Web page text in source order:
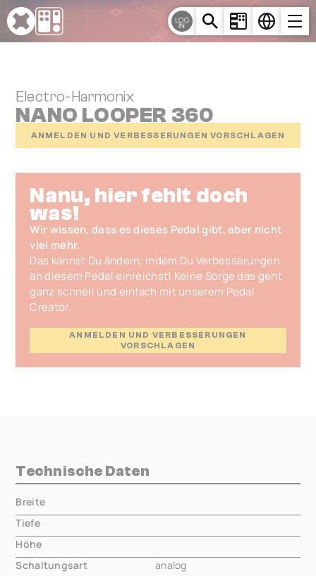
Cookie-Einstellungen
LOG
IN
Electro-Harmonix
NANO LOOPER 360
ANMELDEN UND VERBESSERUNGEN VORSCHLAGEN
Nanu, hier fehlt doch
was!
Wir wissen, dass es dieses Pedal gibt, aber nicht
viel mehr.
Das kannst Du ändern, indem Du Verbesserungen
an diesem Pedal einreichst! Keine Sorge das geht
ganz schnell und einfach mit unserem Pedal
Creator.
ANMELDEN UND VERBESSERUNGEN
VORSCHLAGEN
Technische Daten
Breite
Tiefe
Höhe
Schaltungsart
analog